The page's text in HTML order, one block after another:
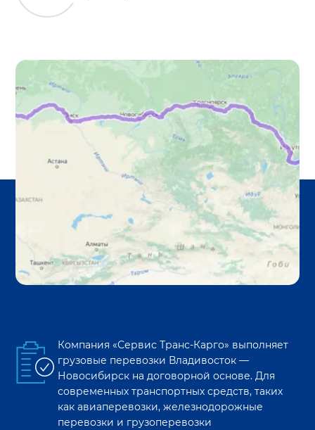
Компания «Сервис Транс-Карго» выполняет
грузовые перевозки Владивосток —
Новосибирск на договорной основе. Для
современных транспортных средств, таких
как авиаперевозки, железнодорожные
перевозки и грузоперевозки